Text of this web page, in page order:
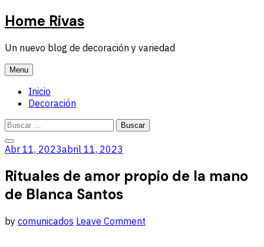
Skip
to
Home Rivas
Un nuevo blog de decoración y variedad
Menu
Inicio
Decoración
Buscar:
Buscar:
Close
Search
Abr 11, 2023abril 11, 2023
Rituales de amor propio de la mano
de Blanca Santos
by comunicados Leave Comment